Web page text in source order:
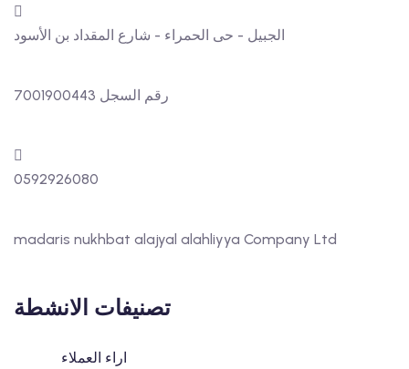
الجبيل - حى الحمراء - شارع المقداد بن الأسود
رقم السجل 7001900443
0592926080
madaris nukhbat alajyal alahliyya Company Ltd
تصنيفات الانشطة
اراء العملاء